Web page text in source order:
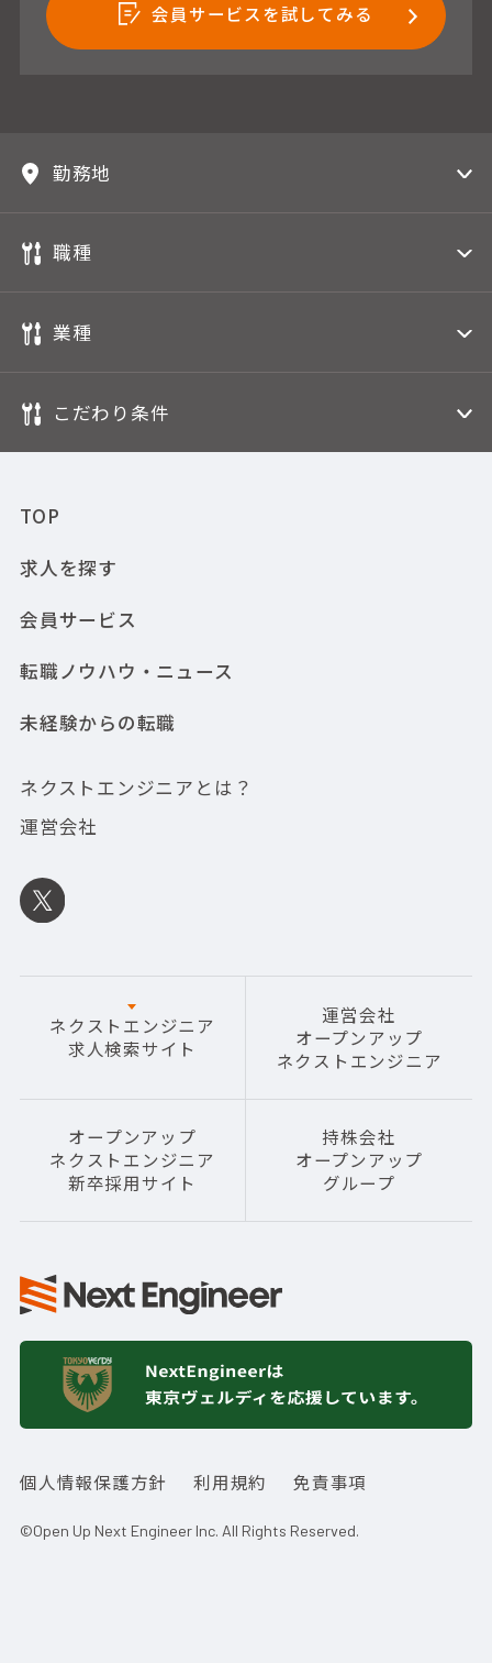
会員サービスを試してみる
勤務地
職種
業種
こだわり条件
TOP
求人を探す
会員サービス
転職ノウハウ・ニュース
未経験からの転職
ネクストエンジニアとは？
運営会社
ネクストエンジニア
求人検索サイト
運営会社
オープンアップ
ネクストエンジニア
オープンアップ
ネクストエンジニア
新卒採用サイト
持株会社
オープンアップ
グループ
個人情報保護方針 利用規約 免責事項
©Open Up Next Engineer Inc. All Rights Reserved.